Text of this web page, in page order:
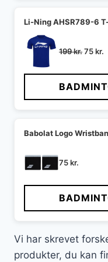
Li-Ning AHSR789-6
199kr.Den
pris
var:
199
75kr.
Babolat Logo
75kr.
Vi har skrevet
produkter, du kan